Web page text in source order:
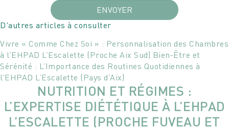
D'autres articles à consulter
Vivre « Comme Chez Soi » : Personnalisation des Chambres
à l’EHPAD L’Escalette (Proche Aix Sud) Bien-Être et
Sérénité : L’Importance des Routines Quotidiennes à
l’EHPAD L’Escalette (Pays d’Aix)
NUTRITION ET RÉGIMES :
L’EXPERTISE DIÉTÉTIQUE À L’EHPAD
L’ESCALETTE (PROCHE FUVEAU ET